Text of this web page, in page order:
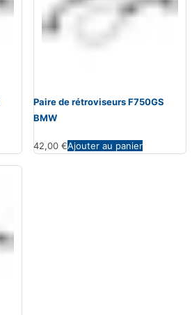
Paire de rétroviseurs F750GS
BMW
42,00 €Ajouter au panier